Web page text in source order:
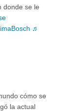
donde se le
♬
cómo se
la actual